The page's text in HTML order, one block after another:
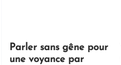
Parler sans gêne pour
une voyance par